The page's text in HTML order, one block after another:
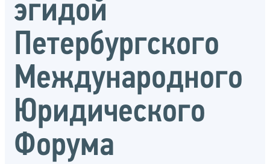
эгидой
Петербургского
Международного
Юридического
Форума